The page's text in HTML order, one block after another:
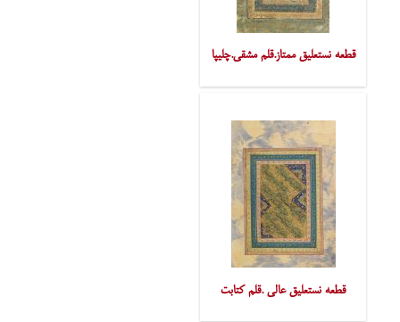
قطعه نستعلیق ممتاز.قلم مشقی.چلیپا
قطعه نستعلیق عالی .قلم کتابت